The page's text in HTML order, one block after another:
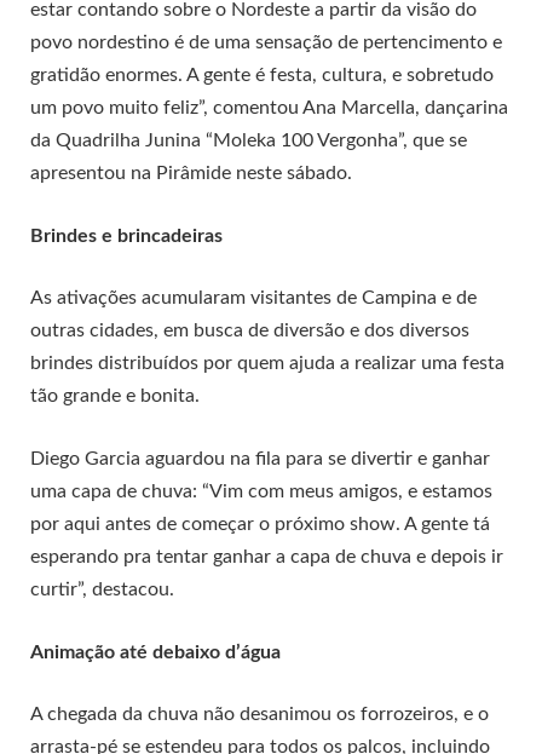
estar contando sobre o Nordeste a partir da visão do
povo nordestino é de uma sensação de pertencimento e
gratidão enormes. A gente é festa, cultura, e sobretudo
um povo muito feliz”, comentou Ana Marcella, dançarina
da Quadrilha Junina “Moleka 100 Vergonha”, que se
apresentou na Pirâmide neste sábado.
Brindes e brincadeiras
As ativações acumularam visitantes de Campina e de
outras cidades, em busca de diversão e dos diversos
brindes distribuídos por quem ajuda a realizar uma festa
tão grande e bonita.
Diego Garcia aguardou na fila para se divertir e ganhar
uma capa de chuva: “Vim com meus amigos, e estamos
por aqui antes de começar o próximo show. A gente tá
esperando pra tentar ganhar a capa de chuva e depois ir
curtir”, destacou.
Animação até debaixo d’água
A chegada da chuva não desanimou os forrozeiros, e o
arrasta-pé se estendeu para todos os palcos, incluindo